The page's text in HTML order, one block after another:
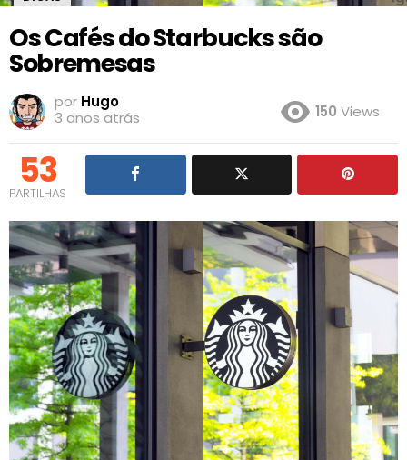
Os Cafés do Starbucks são
Sobremesas
por Hugo
3 anos atrás
150 Views
53
PARTILHAS